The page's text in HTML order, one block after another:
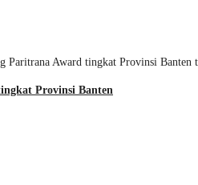
Provinsi Banten